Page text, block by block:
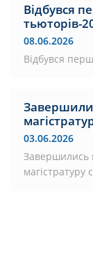
Відбувся
тьюторів-
08.06.2026
Відбувся
03.06.2026
Завершились
магістратуру